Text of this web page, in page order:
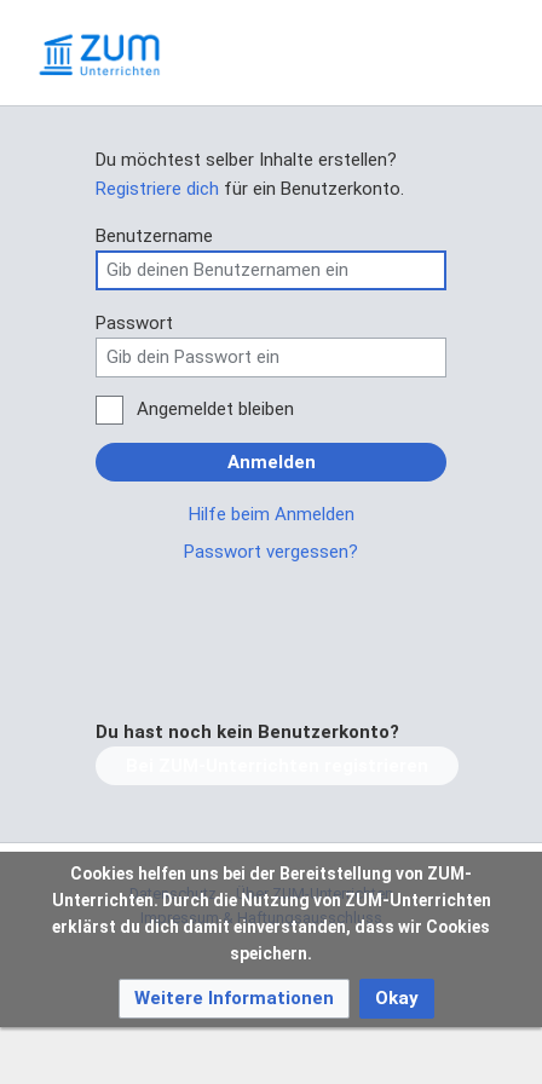
Du möchtest selber Inhalte erstellen?
Registriere dich für ein Benutzerkonto.
Benutzername
Passwort
Angemeldet bleiben
Anmelden
Hilfe beim Anmelden
Passwort vergessen?
Du hast noch kein Benutzerkonto?
Datenschutz
Über ZUM-Unterrichten
Impressum & Haftungsausschluss
Cookies helfen uns bei der Bereitstellung von ZUM-
Unterrichten. Durch die Nutzung von ZUM-Unterrichten
erklärst du dich damit einverstanden, dass wir Cookies
speichern.
Weitere Informationen Okay